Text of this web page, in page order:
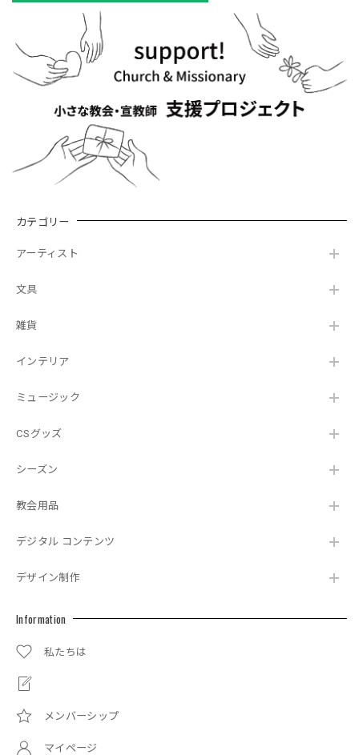
カテゴリー
アーティスト
文具
雑貨
インテリア
ミュージック
CSグッズ
シーズン
教会用品
デジタル コンテンツ
デザイン制作
Information
私たちは
メンバーシップ
マイページ